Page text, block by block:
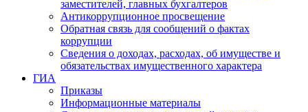
заместителей, главных бухгалтеров
Антикоррупционное просвещение
Обратная связь для сообщений о фактах
коррупции
Сведения о доходах, расходах, об имуществе и
обязательствах имущественного характера
ГИА
Приказы
Информационные материалы